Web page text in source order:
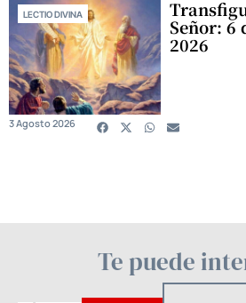
LECTIO DIVINA
Señor: 6
2026
3 Agosto 2026
Te puede